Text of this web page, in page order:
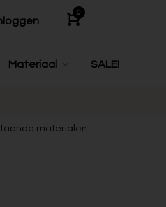
0
Materiaal SALE!
materialen